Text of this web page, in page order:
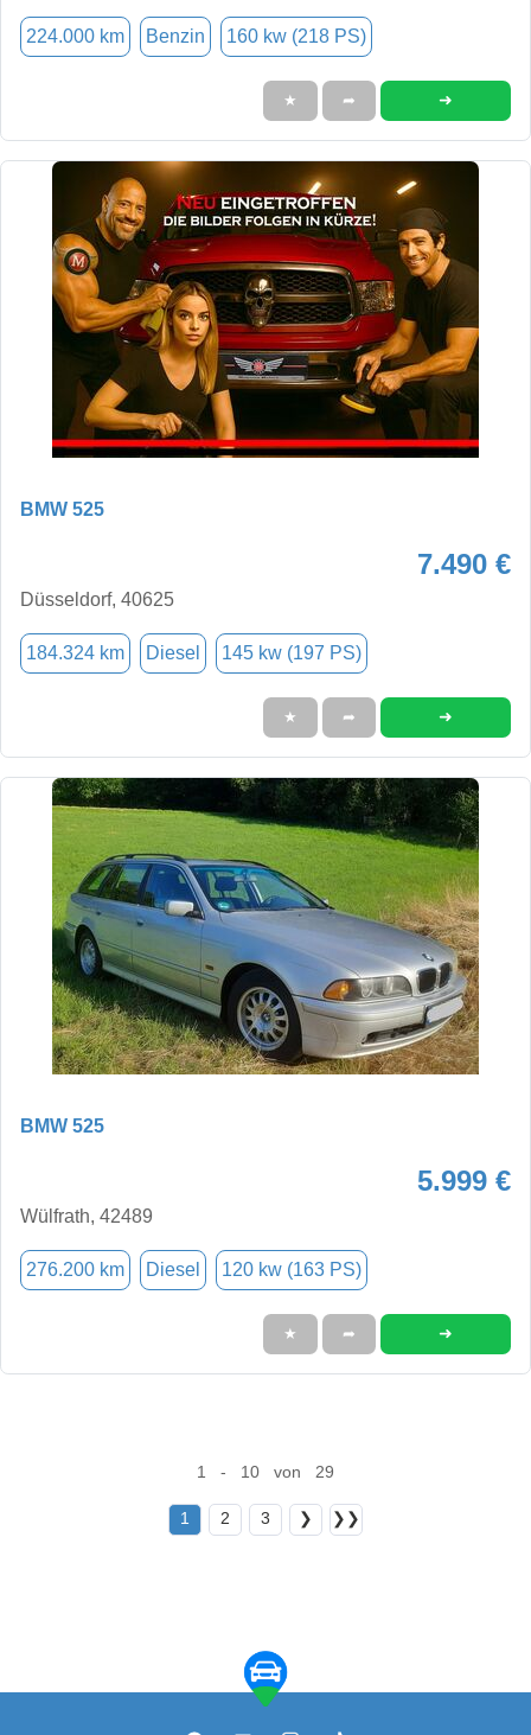
224.000 km Benzin 160 kw (218 PS)
★ ➦ ➜
BMW 525
7.490 €
Düsseldorf, 40625
184.324 km Diesel 145 kw (197 PS)
★ ➦ ➜
BMW 525
5.999 €
Wülfrath, 42489
276.200 km Diesel 120 kw (163 PS)
★ ➦ ➜
1 - 10 von 29
1 2 3 ❯ ❯❯